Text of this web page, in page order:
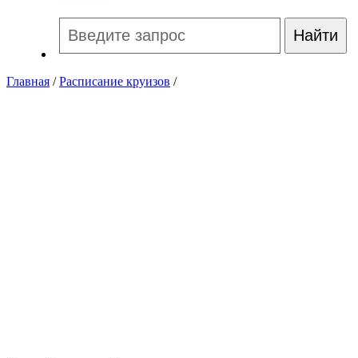
Главная /Расписание круизов /